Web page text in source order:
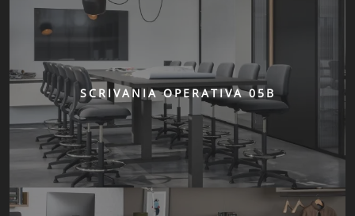
SCRIVANIA OPERATIVA 05B